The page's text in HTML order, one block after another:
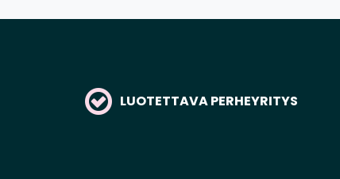
LUOTETTAVA PERHEYRITYS